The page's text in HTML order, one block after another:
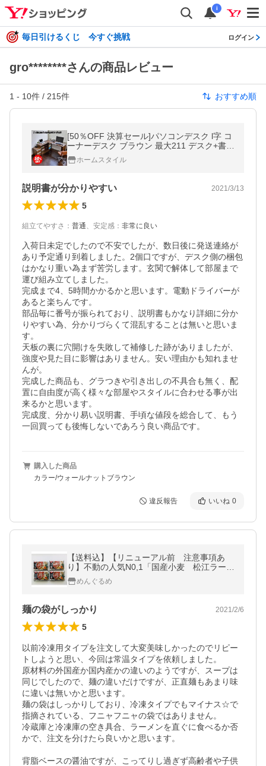
i
毎日引けるくじ 今すぐ挑戦 ログイン
gro********さんの商品レビュー
1 - 10件 / 215件 おすすめ順
[50％OFF 決算セール]パソコンデスク l字 コ
ーナーデスク ブラウン 最大211 デスク+書棚
+チェスト リモートワーク テレワーク SAV0
57ホームスタイル
説明書が分かりやすい 2021/3/13
5
組立てやすさ ： 普通、 安定感 ： 非常に良い
入荷日未定でしたので不安でしたが、数日後に発送連絡が
あり予定通り到着しました。2個口ですが、デスク側の梱包
はかなり重い為まず苦労します。玄関で解体して部屋まで
運び組み立てしました。
完成まで4、5時間かかるかと思います。電動ドライバーが
あると楽ちんです。
部品毎に番号が振られており、説明書もかなり詳細に分か
りやすい為、分かりづらくて混乱することは無いと思いま
す。
天板の裏に穴開けを失敗して補修した跡がありましたが、
強度や見た目に影響はありません。安い理由かも知れませ
んが。
完成した商品も、グラつきや引き出しの不具合も無く、配
置に自由度が高く様々な部屋やスタイルに合わせる事が出
来るかと思います。
完成度、分かり易い説明書、手頃な値段を総合して、もう
一回買っても後悔しないであろう良い商品です。
購入した商品
カラー/ウォールナットブラウン
違反報告 いいね 0
【送料込】【リニューアル前 注意事項あ
り】不動の人気N0,1「国産小麦 松江ラーメ
ンしじみ醤油味」８食セット
めんぐるめ
麺の袋がしっかり 2021/2/6
5
以前冷凍用タイプを注文して大変美味しかったのでリピー
トしようと思い、今回は常温タイプを依頼しました。
原材料の外国産か国内産かの違いのようですが、スープは
同じでしたので、麺の違いだけですが、正直麺もあまり味
に違いは無いかと思います。
麺の袋はしっかりしており、冷凍タイプでもマイナス☆で
指摘されている、フニャフニャの袋ではありません。
冷蔵庫と冷凍庫の空き具合、ラーメンを直ぐに食べるか否
かで、注文を分けたら良いかと思います。
背脂ベースの醤油ですが、こってりし過ぎず高齢者や子供